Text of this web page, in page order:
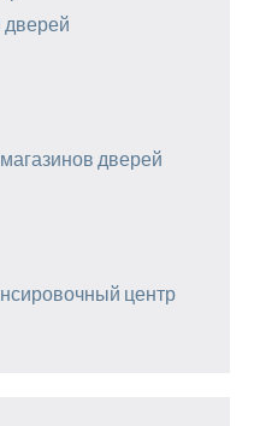
дверей
дверей
центр